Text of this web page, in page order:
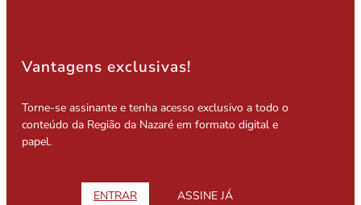
Vantagens exclusivas!
Torne-se assinante e tenha acesso exclusivo a todo o
conteúdo da Região da Nazaré em formato digital e
papel.
ENTRAR ASSINE JÁ